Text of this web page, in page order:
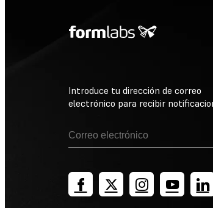
Introduce tu dirección de correo
electrónico para recibir